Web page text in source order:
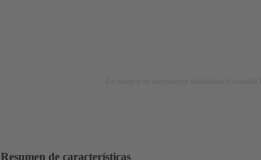
Resumen de características